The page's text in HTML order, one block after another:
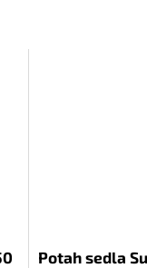
Potah sedla